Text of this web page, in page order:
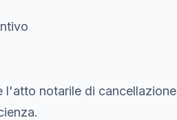
l'atto notarile di cancellazione